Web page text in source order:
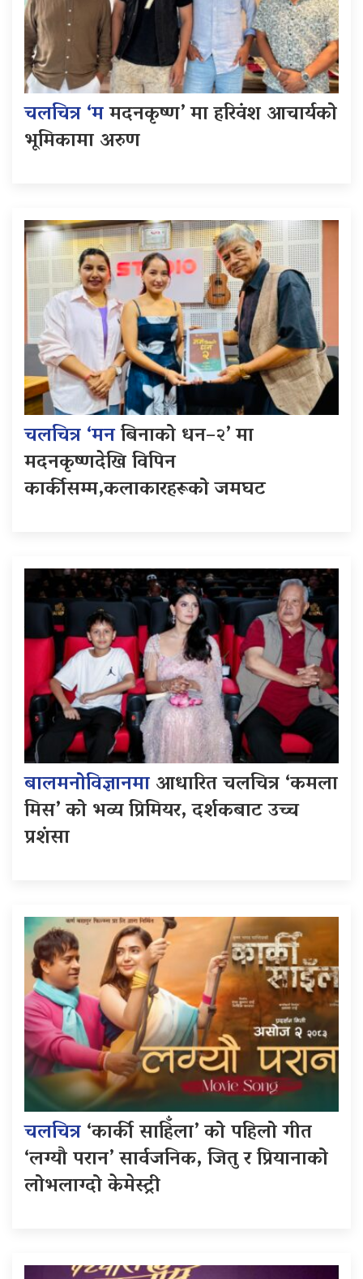
चलचित्र ‘ममदनकृष्ण’ मा हरिवंश आचार्यको
भूमिकामा अरुण
चलचित्र ‘मनबिनाको धन–२’ मा
मदनकृष्णदेखि विपिन
कार्कीसम्म,कलाकारहरूको जमघट
बालमनोविज्ञानमाआधारित चलचित्र ‘कमला
मिस’ को भव्य प्रिमियर, दर्शकबाट उच्च
प्रशंसा
चलचित्र‘कार्की साहिँला’ को पहिलो गीत
‘लग्यौ परान’ सार्वजनिक, जितु र प्रियानाको
लोभलाग्दो केमेस्ट्री